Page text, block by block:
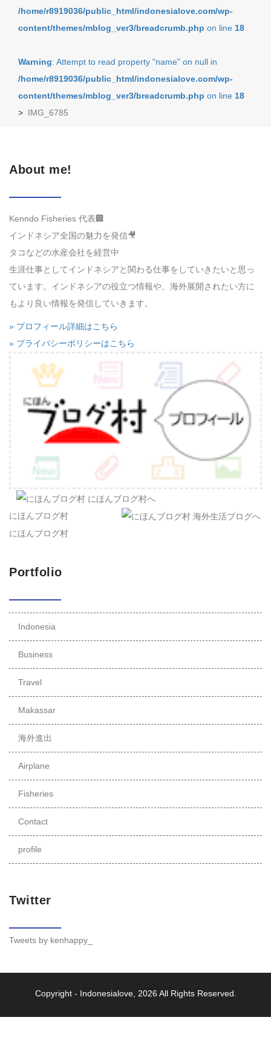
/home/r8919036/public_html/indonesialove.com/wp-
content/themes/mblog_ver3/breadcrumb.php on line 18
Warning: Attempt to read property "name" on null in
/home/r8919036/public_html/indonesialove.com/wp-
content/themes/mblog_ver3/breadcrumb.php on line 18
> IMG_6785
About me!
Kenndo Fisheries 代表🏢
インドネシア全国の魅力を発信🎥
タコなどの水産会社を経営中
生涯仕事としてインドネシアと関わる仕事をしていきたいと思っ
ています。インドネシアの役立つ情報や、海外展開されたい方に
もより良い情報を発信していきます。
» プロフィール詳細はこちら
» プライバシーポリシーはこちら
にほんブログ村
にほんブログ村
Portfolio
Indonesia
Business
Travel
Makassar
海外進出
Airplane
Fisheries
Contact
profile
Twitter
Tweets by kenhappy_
Copyright - Indonesialove, 2026 All Rights Reserved.